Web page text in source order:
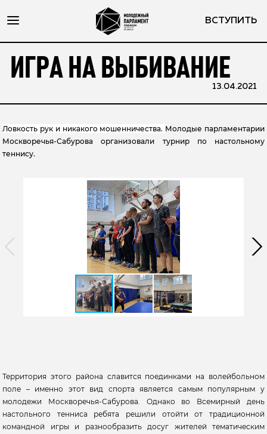
ВСТУПИТЬ
ИГРА НА ВЫБИВАНИЕ
13.04.2021
Ловкость рук и никакого мошенничества. Молодые парламентарии
Москворечья-Сабурова организовали турнир по настольному
теннису.
Территория этого района славится поединками на волейбольном
поле – именно этот вид спорта является самым популярным у
молодежи Москворечья-Сабурова. Однако во Всемирный день
настольного тенниса ребята решили отойти от традиционной
командной игры и разнообразить досуг жителей тематическим